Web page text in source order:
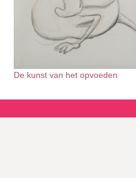
De kunst van het opvoeden